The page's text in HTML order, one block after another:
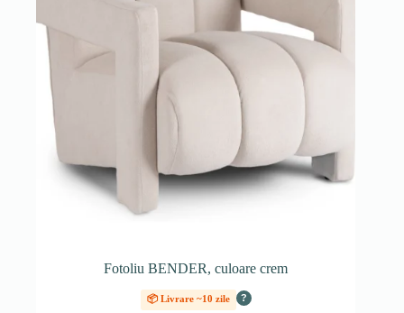
Fotoliu BENDER, culoare crem
📦 Livrare ~10 zile ?